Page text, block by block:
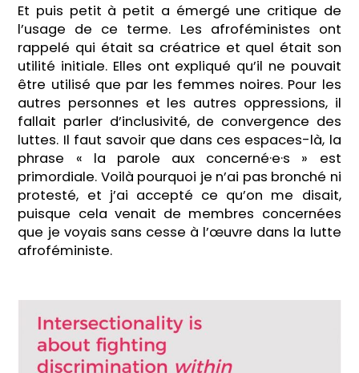
Et puis petit à petit a émergé une critique de
l’usage de ce terme. Les afroféministes ont
rappelé qui était sa créatrice et quel était son
utilité initiale. Elles ont expliqué qu’il ne pouvait
être utilisé que par les femmes noires. Pour les
autres personnes et les autres oppressions, il
fallait parler d’inclusivité, de convergence des
luttes. Il faut savoir que dans ces espaces-là, la
phrase « la parole aux concerné·e·s » est
primordiale. Voilà pourquoi je n’ai pas bronché ni
protesté, et j’ai accepté ce qu’on me disait,
puisque cela venait de membres concernées
que je voyais sans cesse à l’œuvre dans la lutte
afroféministe.